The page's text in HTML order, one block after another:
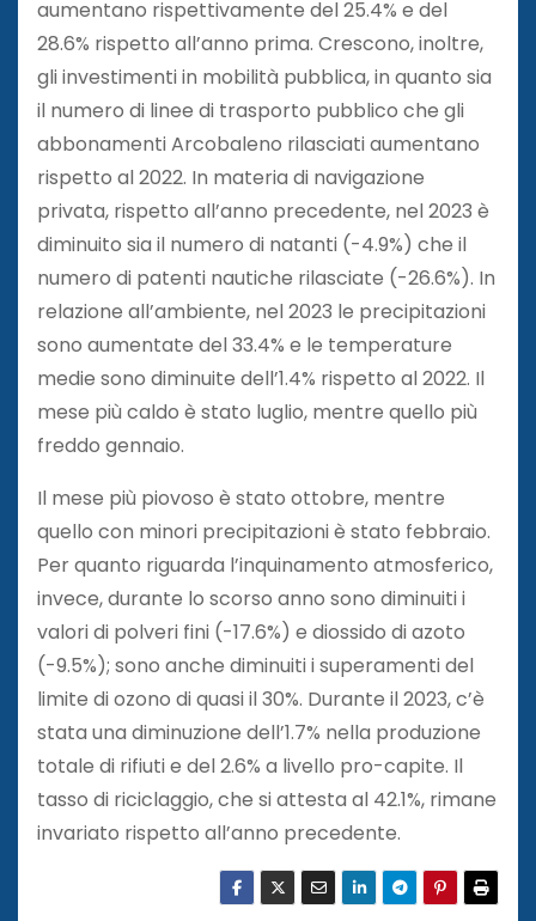
aumentano rispettivamente del 25.4% e del
28.6% rispetto all’anno prima. Crescono, inoltre,
gli investimenti in mobilità pubblica, in quanto sia
il numero di linee di trasporto pubblico che gli
abbonamenti Arcobaleno rilasciati aumentano
rispetto al 2022. In materia di navigazione
privata, rispetto all’anno precedente, nel 2023 è
diminuito sia il numero di natanti (-4.9%) che il
numero di patenti nautiche rilasciate (-26.6%). In
relazione all’ambiente, nel 2023 le precipitazioni
sono aumentate del 33.4% e le temperature
medie sono diminuite dell’1.4% rispetto al 2022. Il
mese più caldo è stato luglio, mentre quello più
freddo gennaio.
Il mese più piovoso è stato ottobre, mentre
quello con minori precipitazioni è stato febbraio.
Per quanto riguarda l’inquinamento atmosferico,
invece, durante lo scorso anno sono diminuiti i
valori di polveri fini (-17.6%) e diossido di azoto
(-9.5%); sono anche diminuiti i superamenti del
limite di ozono di quasi il 30%. Durante il 2023, c’è
stata una diminuzione dell’1.7% nella produzione
totale di rifiuti e del 2.6% a livello pro-capite. Il
tasso di riciclaggio, che si attesta al 42.1%, rimane
invariato rispetto all’anno precedente.